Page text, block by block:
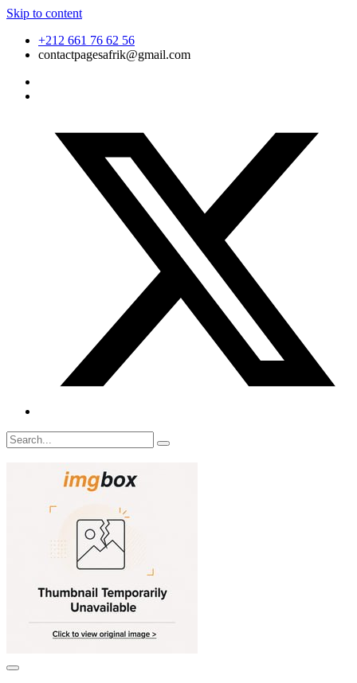
Skip to content
+212 661 76 62 56
contactpagesafrik@gmail.com